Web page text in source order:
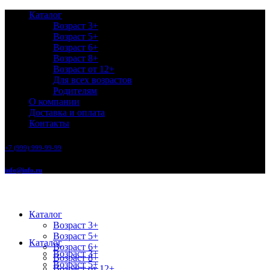
Каталог
Возраст 3+
Возраст 5+
Возраст 6+
Возраст 8+
Возраст от 12+
Для всех возрастов
Родителям
О компании
Доставка и оплата
Контакты
+7 (999) 999-99-99
info@info.ru
Каталог
Возраст 3+
Возраст 5+
Возраст 6+
Возраст 8+
Каталог
Возраст 3+
Возраст 5+